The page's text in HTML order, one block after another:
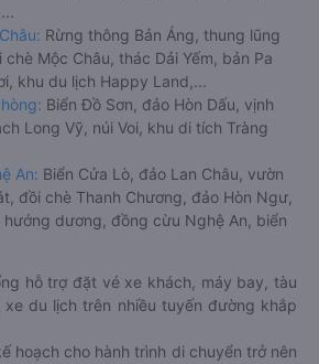
Rừng thông Bản Áng, thung lũng
chè Mộc Châu, thác Dải Yếm, bản Pa
khu du lịch Happy Land,...
Biển Đồ Sơn, đảo Hòn Dấu, vịnh
Long Vỹ, núi Voi, khu di tích Tràng
An: Biển Cửa Lò, đảo Lan Châu, vườn
đồi chè Thanh Chương, đảo Hòn Ngư,
hướng dương, đồng cừu Nghệ An, biển
hỗ trợ đặt vé xe khách, máy bay, tàu
du lịch trên nhiều tuyến đường khắp
hoạch cho hành trình di chuyển trở nên